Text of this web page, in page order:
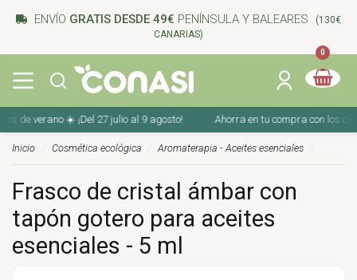
ENVÍO GRATIS DESDE 49€ PENÍNSULA Y BALEARES
(130€
CANARIAS)
0
de verano ☀️ ¡Del 27 julio al 9 agosto! Ahorra en tu compra con los
Inicio Cosmética ecológica Aromaterapia - Aceites esenciales
Frasco de cristal ámbar con
tapón gotero para aceites
esenciales - 5 ml